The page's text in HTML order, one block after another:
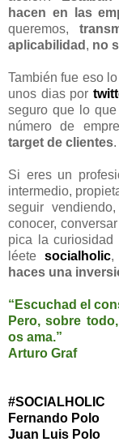
hacen en las
queremos,
aplicabilidad , no
También fue eso
unos dias por
seguro que lo
número de
target de clientes.
Si eres un
intermedio,
seguir
conocer,
pica la
léetesocialholic,
haces una
“Escuchad el
Pero, sobre
os ama.”
Arturo Graf
#SOCIALHOLIC
Fernando Polo
Juan Luis Polo